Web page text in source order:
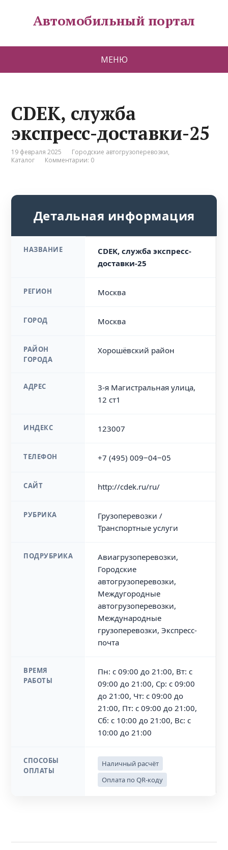
Автомобильный портал
МЕНЮ
CDEK, служба
экспресс-доставки-25
19 февраля 2025 Городские автогрузоперевозки,
Каталог
Комментарии: 0
Детальная информация
НАЗВАНИЕ
CDEK, служба экспресс-
доставки-25
РЕГИОН Москва
ГОРОД Москва
РАЙОН
ГОРОДА
Хорошёвский район
АДРЕС
3-я Магистральная улица,
12 ст1
ИНДЕКС 123007
ТЕЛЕФОН +7 (495) 009‒04‒05
САЙТ http://cdek.ru/ru/
РУБРИКА
Грузоперевозки /
Транспортные услуги
ПОДРУБРИКА
Авиагрузоперевозки,
Городские
автогрузоперевозки,
Междугородные
автогрузоперевозки,
Международные
грузоперевозки, Экспресс-
почта
ВРЕМЯ
РАБОТЫ
Пн: с 09:00 до 21:00, Вт: с
09:00 до 21:00, Ср: с 09:00
до 21:00, Чт: с 09:00 до
21:00, Пт: с 09:00 до 21:00,
Сб: с 10:00 до 21:00, Вс: с
10:00 до 21:00
СПОСОБЫ
ОПЛАТЫ
Наличный расчёт
Оплата по QR-коду